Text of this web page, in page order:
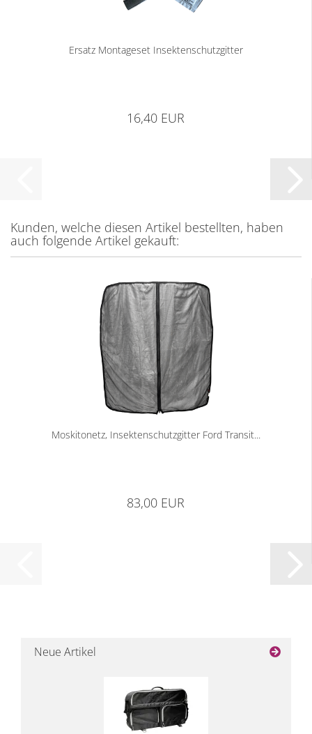
Ersatz Montageset Insektenschutzgitter
16,40 EUR
Kunden, welche diesen Artikel bestellten, haben
auch folgende Artikel gekauft:
Moskitonetz, Insektenschutzgitter Ford Transit...
83,00 EUR
Neue Artikel